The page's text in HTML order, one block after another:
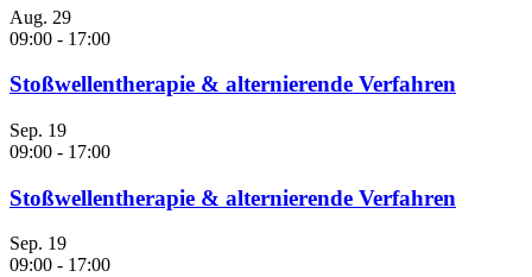
Aug. 29
09:00 - 17:00
Stoßwellentherapie & alternierende Verfahren
Sep. 19
09:00 - 17:00
Stoßwellentherapie & alternierende Verfahren
Sep. 19
09:00 - 17:00